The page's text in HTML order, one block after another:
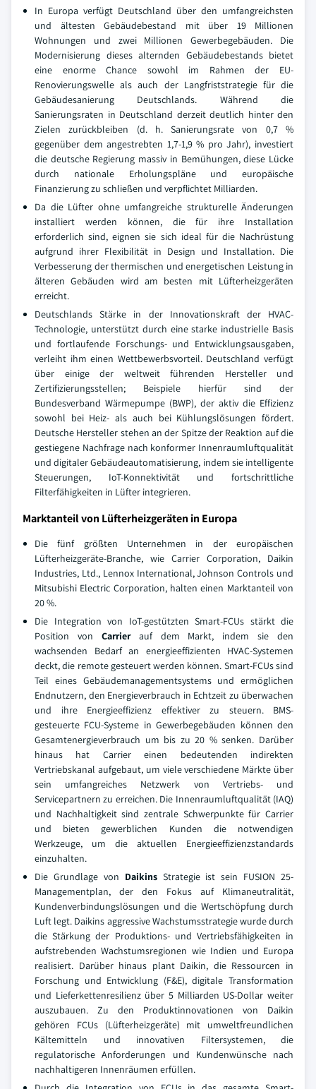
In Europa verfügt Deutschland über den umfangreichsten
und ältesten Gebäudebestand mit über 19 Millionen
Wohnungen und zwei Millionen Gewerbegebäuden. Die
Modernisierung dieses alternden Gebäudebestands bietet
eine enorme Chance sowohl im Rahmen der EU-
Renovierungswelle als auch der Langfriststrategie für die
Gebäudesanierung Deutschlands. Während die
Sanierungsraten in Deutschland derzeit deutlich hinter den
Zielen zurückbleiben (d. h. Sanierungsrate von 0,7 %
gegenüber dem angestrebten 1,7-1,9 % pro Jahr), investiert
die deutsche Regierung massiv in Bemühungen, diese Lücke
durch nationale Erholungspläne und europäische
Finanzierung zu schließen und verpflichtet Milliarden.
Da die Lüfter ohne umfangreiche strukturelle Änderungen
installiert werden können, die für ihre Installation
erforderlich sind, eignen sie sich ideal für die Nachrüstung
aufgrund ihrer Flexibilität in Design und Installation. Die
Verbesserung der thermischen und energetischen Leistung in
älteren Gebäuden wird am besten mit Lüfterheizgeräten
erreicht.
Deutschlands Stärke in der Innovationskraft der HVAC-
Technologie, unterstützt durch eine starke industrielle Basis
und fortlaufende Forschungs- und Entwicklungsausgaben,
verleiht ihm einen Wettbewerbsvorteil. Deutschland verfügt
über einige der weltweit führenden Hersteller und
Zertifizierungsstellen; Beispiele hierfür sind der
Bundesverband Wärmepumpe (BWP), der aktiv die Effizienz
sowohl bei Heiz- als auch bei Kühlungslösungen fördert.
Deutsche Hersteller stehen an der Spitze der Reaktion auf die
gestiegene Nachfrage nach konformer Innenraumluftqualität
und digitaler Gebäudeautomatisierung, indem sie intelligente
Steuerungen, IoT-Konnektivität und fortschrittliche
Filterfähigkeiten in Lüfter integrieren.
Marktanteil von Lüfterheizgeräten in Europa
Die fünf größten Unternehmen in der europäischen
Lüfterheizgeräte-Branche, wie Carrier Corporation, Daikin
Industries, Ltd., Lennox International, Johnson Controls und
Mitsubishi Electric Corporation, halten einen Marktanteil von
20 %.
Die Integration von IoT-gestützten Smart-FCUs stärkt die
Position von Carrierauf dem Markt, indem sie den
wachsenden Bedarf an energieeffizienten HVAC-Systemen
deckt, die remote gesteuert werden können. Smart-FCUs sind
Teil eines Gebäudemanagementsystems und ermöglichen
Endnutzern, den Energieverbrauch in Echtzeit zu überwachen
und ihre Energieeffizienz effektiver zu steuern. BMS-
gesteuerte FCU-Systeme in Gewerbegebäuden können den
Gesamtenergieverbrauch um bis zu 20 % senken. Darüber
hinaus hat Carrier einen bedeutenden indirekten
Vertriebskanal aufgebaut, um viele verschiedene Märkte über
sein umfangreiches Netzwerk von Vertriebs- und
Servicepartnern zu erreichen. Die Innenraumluftqualität (IAQ)
und Nachhaltigkeit sind zentrale Schwerpunkte für Carrier
und bieten gewerblichen Kunden die notwendigen
Werkzeuge, um die aktuellen Energieeffizienzstandards
einzuhalten.
Die Grundlage von DaikinsStrategie ist sein FUSION 25-
Managementplan, der den Fokus auf Klimaneutralität,
Kundenverbindungslösungen und die Wertschöpfung durch
Luft legt. Daikins aggressive Wachstumsstrategie wurde durch
die Stärkung der Produktions- und Vertriebsfähigkeiten in
aufstrebenden Wachstumsregionen wie Indien und Europa
realisiert. Darüber hinaus plant Daikin, die Ressourcen in
Forschung und Entwicklung (F&E), digitale Transformation
und Lieferkettenresilienz über 5 Milliarden US-Dollar weiter
auszubauen. Zu den Produktinnovationen von Daikin
gehören FCUs (Lüfterheizgeräte) mit umweltfreundlichen
Kältemitteln und innovativen Filtersystemen, die
regulatorische Anforderungen und Kundenwünsche nach
nachhaltigeren Innenräumen erfüllen.